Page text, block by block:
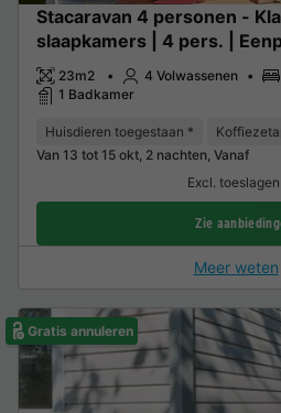
Stacaravan 4 personen -
slaapkamers | 4 pers. |
23m2 4 Volwassenen
1 Badkamer
Huisdieren toegestaan *
Van 13 tot 15 okt, 2 nachten, Vanaf
Excl.
Zie
Meer weten
Gratis annuleren